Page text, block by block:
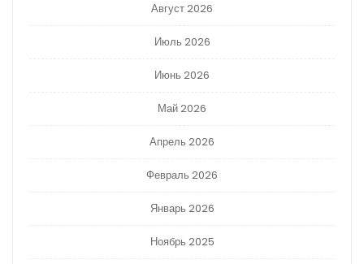
Август 2026
Июль 2026
Июнь 2026
Май 2026
Апрель 2026
Февраль 2026
Январь 2026
Ноябрь 2025